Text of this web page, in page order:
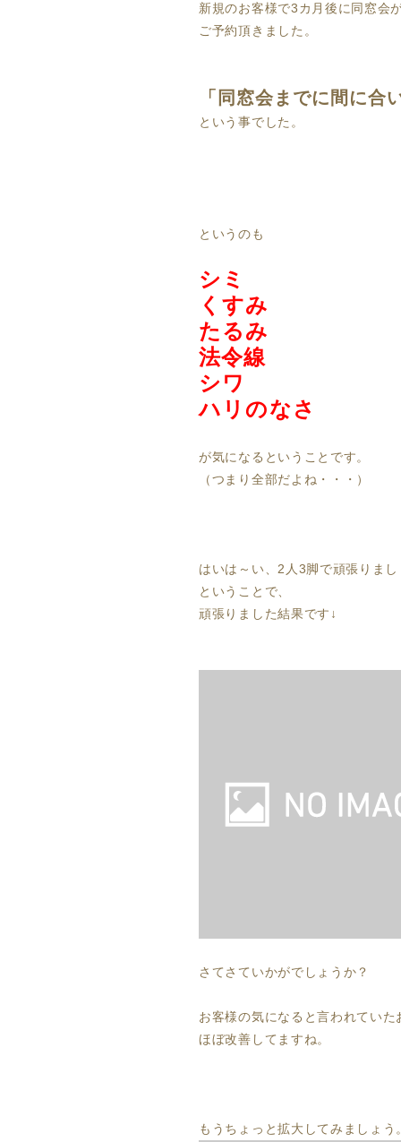
新規のお客様で3カ月後に同窓会
ご予約頂きました。
「同窓会までに間に合
という事でした。
というのも
シミ
くすみ
たるみ
法令線
シワ
ハリのなさ
が気になるということです。
（つまり全部だよね・・・）
はいは～い、2人3脚で頑張りま
ということで、
頑張りました結果です↓
さてさていかがでしょうか？
お客様の気になると言われていた
ほぼ改善してますね。
もうちょっと拡大してみましょう